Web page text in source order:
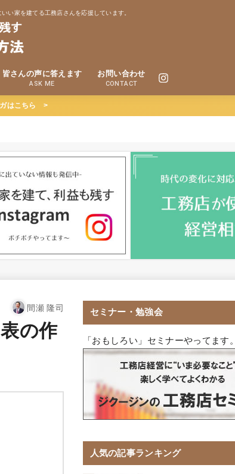
い家を建てる工務店さんを応援しています。
皆さんの声に答えます
ASK ME
お問い合わせ
CONTACT
はこちら >
間瀬 隆司
の作
セミナー・勉強会
「おもしろい」セミナーやってます。
人気の記事ランキング